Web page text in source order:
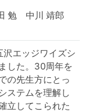
勉 中川 靖郎
エッジワイズシ
した。30周年を
の先生方にとっ
ステムを理解し
立してこられた